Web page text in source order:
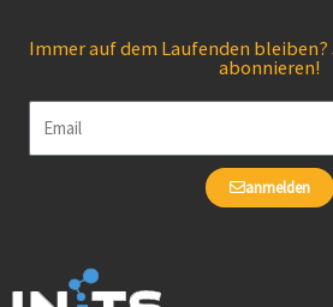
Immer auf dem Laufenden
abonnieren!
Email
anmelden